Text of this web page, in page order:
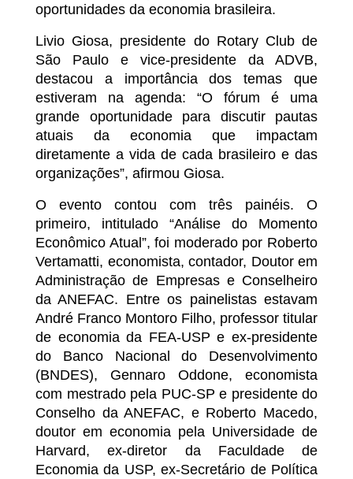
oportunidades da economia brasileira.
Livio Giosa, presidente do Rotary Club de
São Paulo e vice-presidente da ADVB,
destacou a importância dos temas que
estiveram na agenda: “O fórum é uma
grande oportunidade para discutir pautas
atuais da economia que impactam
diretamente a vida de cada brasileiro e das
organizações”, afirmou Giosa.
O evento contou com três painéis. O
primeiro, intitulado “Análise do Momento
Econômico Atual”, foi moderado por Roberto
Vertamatti, economista, contador, Doutor em
Administração de Empresas e Conselheiro
da ANEFAC. Entre os painelistas estavam
André Franco Montoro Filho, professor titular
de economia da FEA-USP e ex-presidente
do Banco Nacional do Desenvolvimento
(BNDES), Gennaro Oddone, economista
com mestrado pela PUC-SP e presidente do
Conselho da ANEFAC, e Roberto Macedo,
doutor em economia pela Universidade de
Harvard, ex-diretor da Faculdade de
Economia da USP, ex-Secretário de Política